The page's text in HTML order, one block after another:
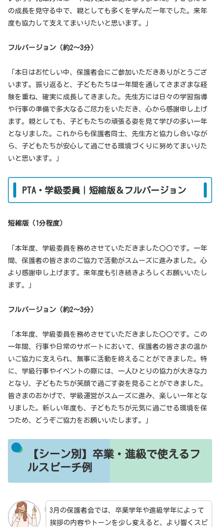
の成長を見守る中で、親としても多くを学んだ一年でした。来年
度も協力して支えてまいりたいと思います。」
フルバージョン（約2〜3分）
「本日はお忙しい中、保護者会にご参加いただきありがとうござ
います。振り返ると、子どもたちは一年間を通してさまざまな経
験を重ね、確実に成長してきました。先生方には日々の学習指導
や行事の準備で多大なるご尽力をいただき、心から感謝申し上げ
ます。親としても、子どもたちの頑張る姿を見て学びの多い一年
となりました。これからも保護者同士、先生方と協力し合いなが
ら、子どもたちが安心して過ごせる環境づくりに努めてまいりた
いと思います。」
PTA・学級委員｜短縮版＆フルバージョン
短縮版（1分程度）
「本年度、学級委員を務めさせていただきました〇〇です。一年
間、保護者の皆さまのご協力で活動がスムーズに進みました。心
より感謝申し上げます。来年度も引き続きよろしくお願いいたし
ます。」
フルバージョン（約2〜3分）
「本年度、学級委員を務めさせていただきました〇〇です。この
一年間、行事や日常のサポートにおいて、保護者の皆さまの温か
いご協力に支えられ、無事に活動を終えることができました。特
に、学級行事やイベントの際には、一人ひとりの協力が大きな力
となり、子どもたちが笑顔で過ごす姿を見ることができました。
皆さまのおかげで、学級運営がスムーズに進み、楽しい一年とな
りました。新しい年度も、子どもたちが元気に過ごせる環境を保
つため、どうぞご協力をお願いいたします。」
【シーン別】卒業・進級で使えるフ
ルスピーチ例
3月の保護者会では、卒業学年や進級学年によって
挨拶の内容やトーンを少し変えると、より響くスピ